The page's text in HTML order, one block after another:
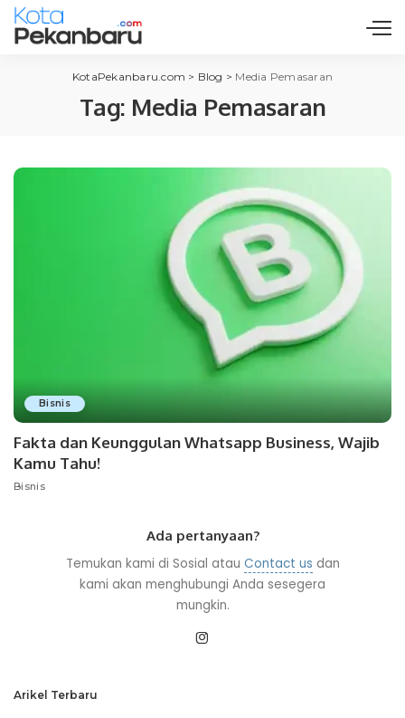
KotaPekanbaru.com > Blog > Media Pemasaran
Tag: Media Pemasaran
Bisnis
Fakta dan Keunggulan Whatsapp Business, Wajib
Kamu Tahu!
Bisnis
Ada pertanyaan?
Temukan kami di Sosial atau Contact us dan
kami akan menghubungi Anda sesegera
mungkin.
Arikel Terbaru